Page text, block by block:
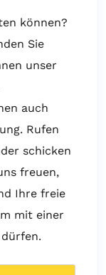
können?
Sie
unser
auch
Rufen
schicken
freuen,
Ihre freie
mit einer